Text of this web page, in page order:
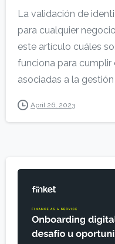
La validación de
para cualquier
este artículo cuáles
funciona para cumplir
asociadas a la
April 26, 2023